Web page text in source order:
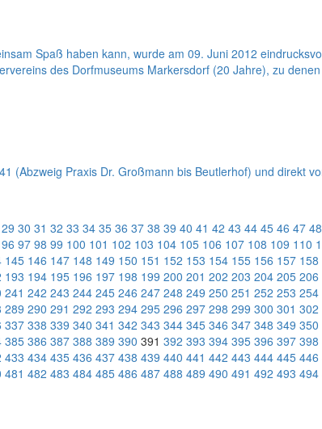
Spaß haben kann, wurde am 09. Juni 2012
des Dorfmuseums Markersdorf (20 Jahre), zu
(Abzweig Praxis Dr. Großmann bis Beutlerhof) und direkt
29 30 31 32 33 34 35 36 37 38 39 40 41 42 43 44 45 46 47 48
96 97 98 99 100 101 102 103 104 105 106 107 108 109 110
145 146 147 148 149 150 151 152 153 154 155 156 157 158
193 194 195 196 197 198 199 200 201 202 203 204 205 206
241 242 243 244 245 246 247 248 249 250 251 252 253 254
289 290 291 292 293 294 295 296 297 298 299 300 301 302
337 338 339 340 341 342 343 344 345 346 347 348 349 350
385 386 387 388 389 390 391 392 393 394 395 396 397 398
433 434 435 436 437 438 439 440 441 442 443 444 445 446
481 482 483 484 485 486 487 488 489 490 491 492 493 494